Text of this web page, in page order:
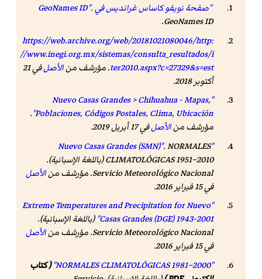
"صفحة نويفو كاساس غرانديس في GeoNames ID".
GeoNames ID
.
https://web.archive.org/web/20181021080046/http:
//www.inegi.org.mx/sistemas/consulta_resultados/i
ter2010.aspx?c=27329&s=est. مؤرشف منالأصل
في 21
أكتوبر 2018.
"Nuevo Casas Grandes > Chihuahua - Mapas,
Poblaciones, Códigos Postales, Clima, Ubicación"
.
مؤرشف منالأصلفي 17 أبريل 2019.
"Nuevo Casas Grandes (SMN)"
.NORMALES
CLIMATOLÓGICAS 1951–2010(باللغة الإسبانية).
Servicio Meteorológico Nacional. مؤرشف من
الأصل
في 15 فبراير 2016
.
"Extreme Temperatures and Precipitation for Nuevo
Casas Grandes (DGE) 1943-2001" (باللغة الإسبانية).
Servicio Meteorológico Nacional. مؤرشف من
الأصل
في 15 فبراير 2016
.
"NORMALES CLIMATOLÓGICAS 1981–2000"
( كتاب